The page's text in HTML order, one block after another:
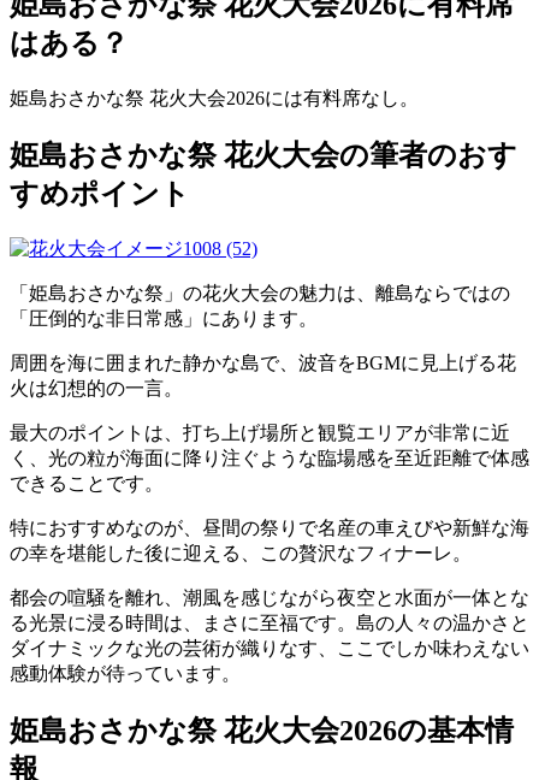
はある？
姫島おさかな祭 花火大会2026には有料席なし。
姫島おさかな祭 花火大会の筆者のおす
すめポイント
「姫島おさかな祭」の花火大会の魅力は、離島ならではの
「圧倒的な非日常感」にあります。
周囲を海に囲まれた静かな島で、波音をBGMに見上げる花
火は幻想的の一言。
最大のポイントは、打ち上げ場所と観覧エリアが非常に近
く、光の粒が海面に降り注ぐような臨場感を至近距離で体感
できることです。
特におすすめなのが、昼間の祭りで名産の車えびや新鮮な海
の幸を堪能した後に迎える、この贅沢なフィナーレ。
都会の喧騒を離れ、潮風を感じながら夜空と水面が一体とな
る光景に浸る時間は、まさに至福です。島の人々の温かさと
ダイナミックな光の芸術が織りなす、ここでしか味わえない
感動体験が待っています。
姫島おさかな祭 花火大会2026の基本情
報